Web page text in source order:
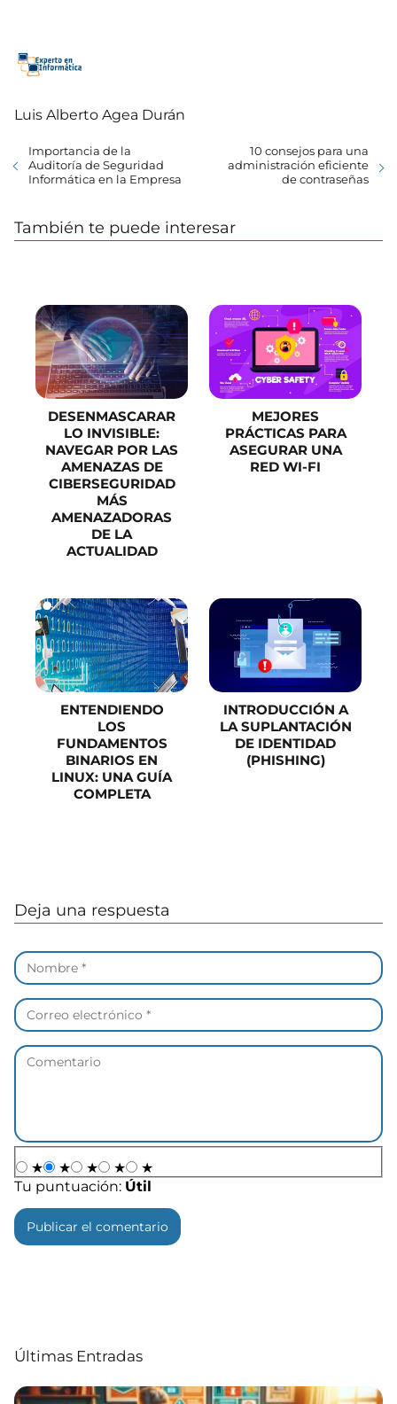
Luis Alberto Agea Durán
Importancia de la
Auditoría de Seguridad
Informática en la Empresa
10 consejos para una
administración eficiente
de contraseñas
También te puede interesar
DESENMASCARAR
LO INVISIBLE:
NAVEGAR POR LAS
AMENAZAS DE
CIBERSEGURIDAD
MÁS
AMENAZADORAS
DE LA
ACTUALIDAD
MEJORES
PRÁCTICAS PARA
ASEGURAR UNA
RED WI-FI
ENTENDIENDO
LOS
FUNDAMENTOS
BINARIOS EN
LINUX: UNA GUÍA
COMPLETA
INTRODUCCIÓN A
LA SUPLANTACIÓN
DE IDENTIDAD
(PHISHING)
Deja una respuesta
★ ★ ★ ★
★
Tu puntuación: Útil
Últimas Entradas